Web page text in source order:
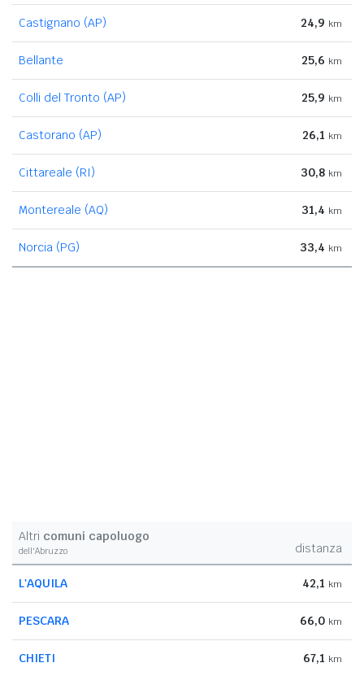
Castignano (AP) 24,9 km
Bellante 25,6 km
Colli del Tronto (AP) 25,9 km
Castorano (AP) 26,1 km
Cittareale (RI) 30,8 km
Montereale (AQ) 31,4 km
Norcia (PG) 33,4 km
Altri comuni capoluogo
dell'Abruzzo distanza
L'AQUILA 42,1 km
PESCARA 66,0 km
CHIETI 67,1 km